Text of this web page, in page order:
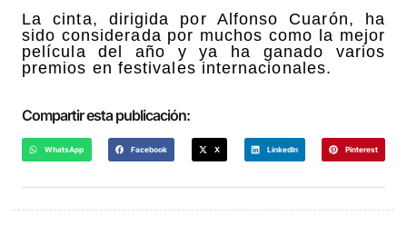
La cinta, dirigida por Alfonso Cuarón, ha
sido considerada por muchos como la mejor
película del año y ya ha ganado varios
premios en festivales internacionales.
Compartir esta publicación:
WhatsApp Facebook X LinkedIn Pinterest